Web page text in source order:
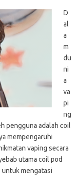
D
al
a
m
du
ni
a
va
pi
ng
pengguna adalah coil
mempengaruhi
vaping secara
utama coil pod
mengatasi